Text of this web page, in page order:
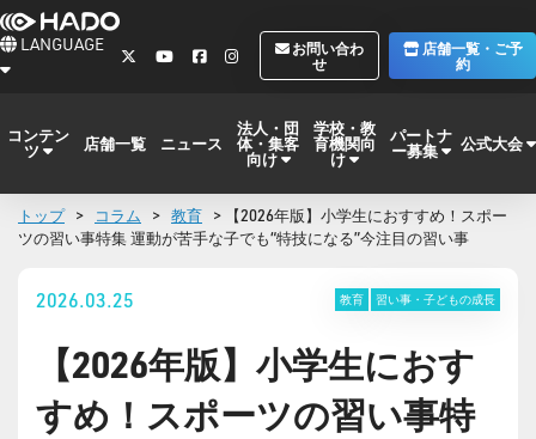
LANGUAGE
お問い合わ
せ
店舗一覧・ご予
約
コンテン
ツ 店舗一覧 ニュース
法人・団
体・集客
向け
学校・教
育機関向
け
パートナ
ー募集 公式大会
トップ > コラム > 教育 > 【2026年版】小学生におすすめ！スポー
ツの習い事特集 運動が苦手な子でも“特技になる”今注目の習い事
2026.03.25 教育 習い事・子どもの成長
【2026年版】小学生におす
すめ！スポーツの習い事特